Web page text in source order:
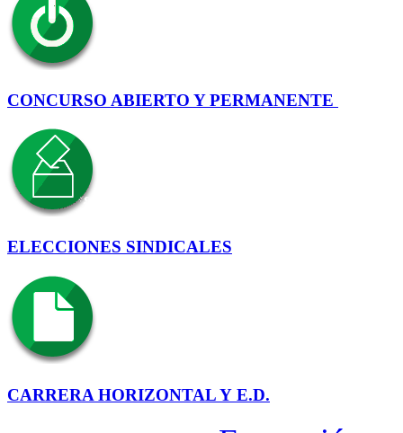
CONCURSO ABIERTO Y PERMANENTE
ELECCIONES SINDICALES
CARRERA HORIZONTAL Y E.D.